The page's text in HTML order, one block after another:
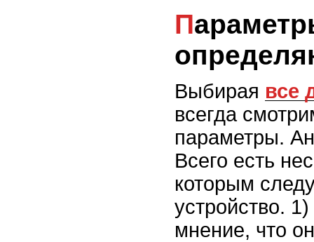
Параметры,
Выбирая все
всегда
параметры.
Всего есть
которым
устройство.
мнение, что